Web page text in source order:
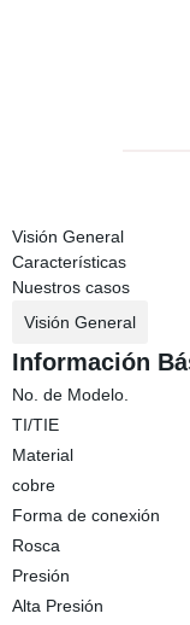
Visión General
Características
Nuestros casos
Visión General
Información
No. de Modelo.
TI/TIE
Material
cobre
Forma de conexión
Rosca
Presión
Alta Presión